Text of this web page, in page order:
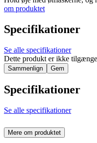
om produktet
Specifikationer
Se alle specifikationer
Dette produkt er ikke
Sammenlign Gem
Specifikationer
Se alle specifikationer
Mere om produktet